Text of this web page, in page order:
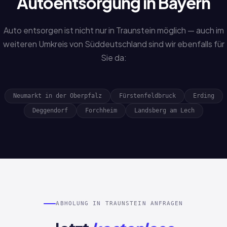
Auto entsorgen ist nicht nur in Traunstein möglich — auch im
weiteren Umkreis von Süddeutschland sind wir ebenfalls für
Sie da:
Neumarkt in der Oberpfalz Fürstenfeldbruck Erding
Deggendorf Forchheim Landsberg am Lech
ABHOLUNG IN TRAUNSTEIN ANFRAGEN